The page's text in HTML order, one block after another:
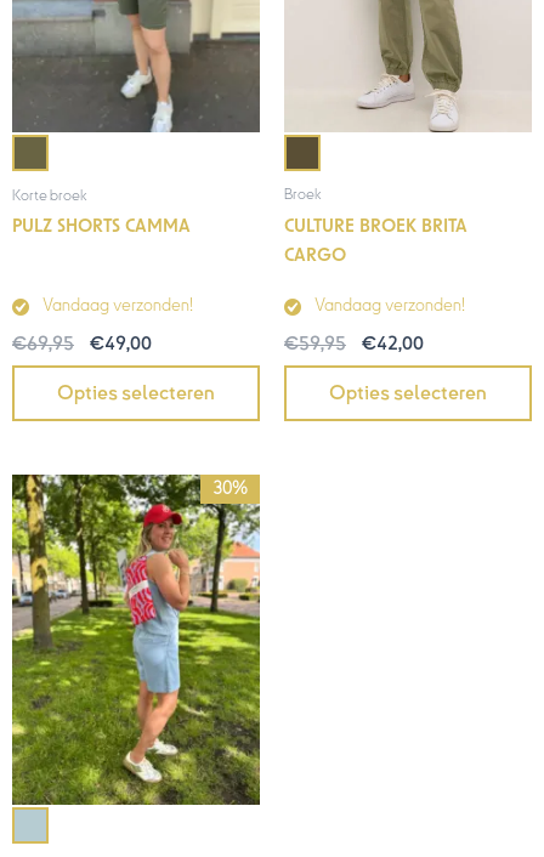
Korte broek
PULZ SHORTS CAMMA
Vandaag verzonden!
€69,95 €49,00
Opties selecteren
Broek
CULTURE BROEK BRITA
CARGO
Vandaag verzonden!
€59,95 €42,00
Opties selecteren
30%
Oorspronkelijke
prijs
was:
€59,95.
Huidige
prijs
is:
€42,00.